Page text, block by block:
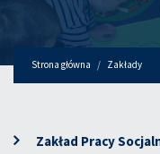
Strona główna Zakłady
Zakład Pracy